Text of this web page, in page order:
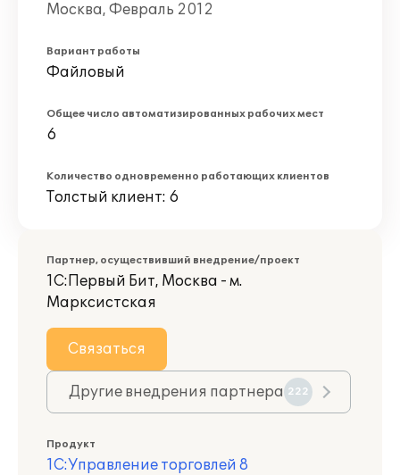
Москва, Февраль 2012
Вариант работы
Файловый
Общее число автоматизированных рабочих мест
6
Количество одновременно работающих клиентов
Толстый клиент: 6
Партнер, осуществивший внедрение/проект
1С:Первый Бит, Москва - м.
Марксистская
Связаться
Другие внедрения партнера 222
Продукт
1С:Управление торговлей 8